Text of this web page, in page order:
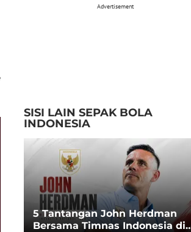
Advertisement
SISI LAIN SEPAK BOLA
INDONESIA
5 Tantangan John Herdman
Bersama Timnas Indonesia di